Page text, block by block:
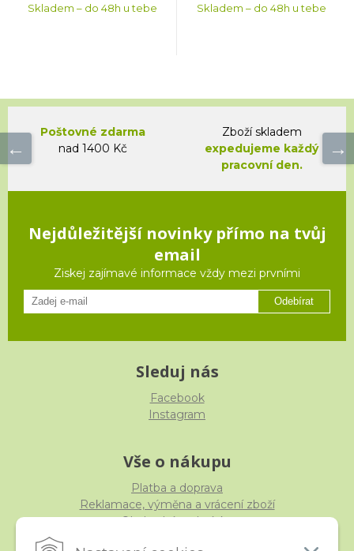
Skladem – do 48h u tebe Skladem – do 48h u tebe
Poštovné zdarma
nad 1400 Kč
Zboží skladem
expedujeme každý
pracovní den.
Nejdůležitější novinky přímo na tvůj
email
Ziskej zajímavé informace vždy mezi prvními
Odebírat
Sleduj nás
Facebook
Instagram
Vše o nákupu
Platba a doprava
Reklamace, výměna a vrácení zboží
Obchodní podmínky